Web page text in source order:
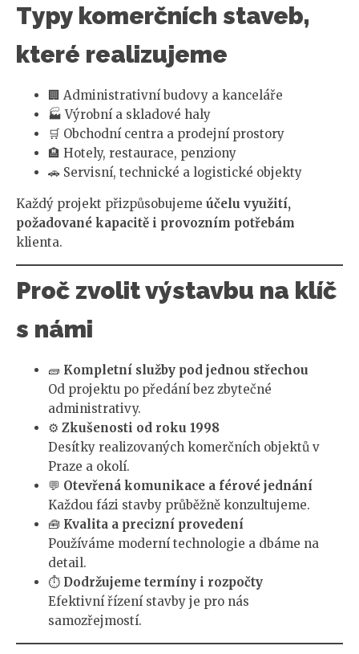
Typy komerčních staveb,
které realizujeme
🏢 Administrativní budovy a kanceláře
🏭 Výrobní a skladové haly
🛒 Obchodní centra a prodejní prostory
🏨 Hotely, restaurace, penziony
🚗 Servisní, technické a logistické objekty
Každý projekt přizpůsobujeme účelu využití,
požadované kapacitě i provozním potřebám
klienta.
Proč zvolit výstavbu na klíč
s námi
🧱 Kompletní služby pod jednou střechou
Od projektu po předání bez zbytečné
administrativy.
⚙️ Zkušenosti od roku 1998
Desítky realizovaných komerčních objektů v
Praze a okolí.
💬 Otevřená komunikace a férové jednání
Každou fázi stavby průběžně konzultujeme.
🧰 Kvalita a precizní provedení
Používáme moderní technologie a dbáme na
detail.
⏱️ Dodržujeme termíny i rozpočty
Efektivní řízení stavby je pro nás
samozřejmostí.